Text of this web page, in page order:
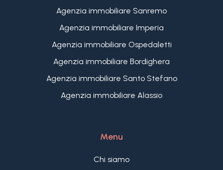
con ampi spazi esterni in una posizione strategica
e senza spese condominiali.
Agenzia immobiliare Sanremo
Agenzia immobiliare Imperia
Agenzia immobiliare Ospedaletti
Agenzia immobiliare Bordighera
Agenzia immobiliare Santo Stefano
Agenzia immobiliare Alassio
Menu
Chi siamo